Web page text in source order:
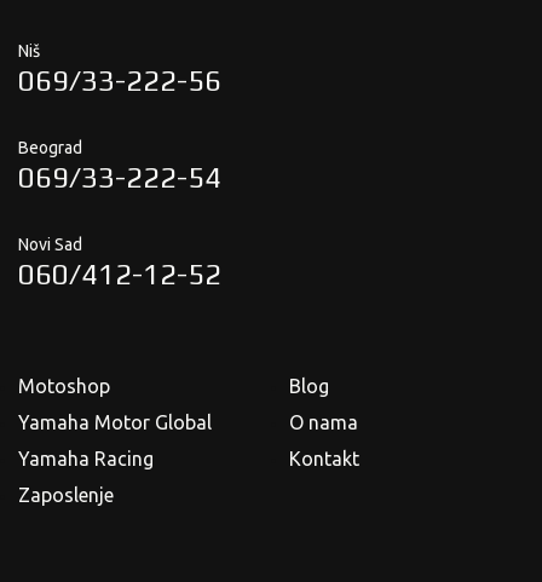
Niš
069/33-222-56
Beograd
069/33-222-54
Novi Sad
060/412-12-52
Motoshop
Yamaha Motor Global
Yamaha Racing
Zaposlenje
Blog
O nama
Kontakt